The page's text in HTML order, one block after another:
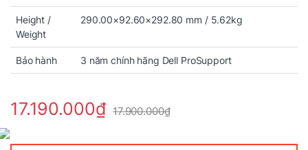
Height /
Weight
290.00×92.60×292.80 mm / 5.62kg
Bảo hành 3 năm chính hãng Dell ProSupport
17.190.000₫ 17.900.000₫